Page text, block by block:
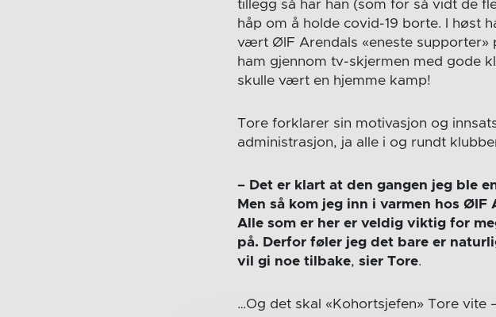
tillegg så har han (som for så vidt de
håp om å holde covid-19 borte. I høst
vært ØIF Arendals «eneste supporter»
ham gjennom tv-skjermen med gode
skulle vært en hjemme kamp!
Tore forklarer sin motivasjon og
administrasjon, ja alle i og rundt
– Det er klart at den gangen jeg ble
Men så kom jeg inn i varmen hos
Alle som er her er veldig viktig for
på. Derfor føler jeg det bare er
vil gi noe tilbake,sier Tore.
…Og det skal «Kohortsjefen» Tore